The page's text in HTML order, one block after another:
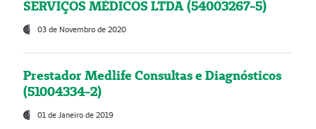
SERVIÇOS MÉDICOS LTDA (54003267-5)
03 de Novembro de 2020
Prestador Medlife Consultas e Diagnósticos
(51004334-2)
01 de Janeiro de 2019